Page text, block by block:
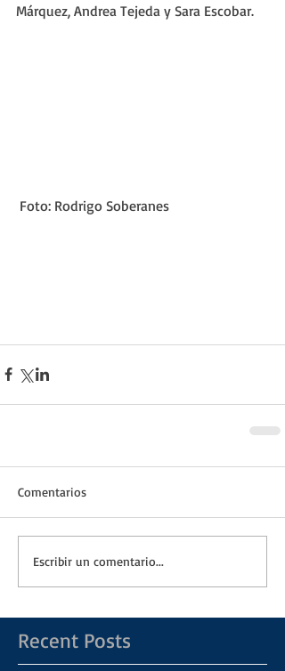
Márquez, Andrea Tejeda y Sara Escobar.
Foto: Rodrigo Soberanes
Comentarios
Escribir un comentario...
Recent Posts